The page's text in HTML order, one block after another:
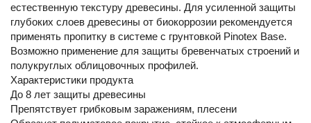
естественную текстуру древесины. Для усиленной защиты
глубоких слоев древесины от биокоррозии рекомендуется
применять пропитку в системе с грунтовкой Pinotex Base.
Возможно применение для защиты бревенчатых строений и
полукруглых облицовочных профилей.
Характеристики продукта
До 8 лет защиты древесины
Препятствует грибковым заражениям, плесени